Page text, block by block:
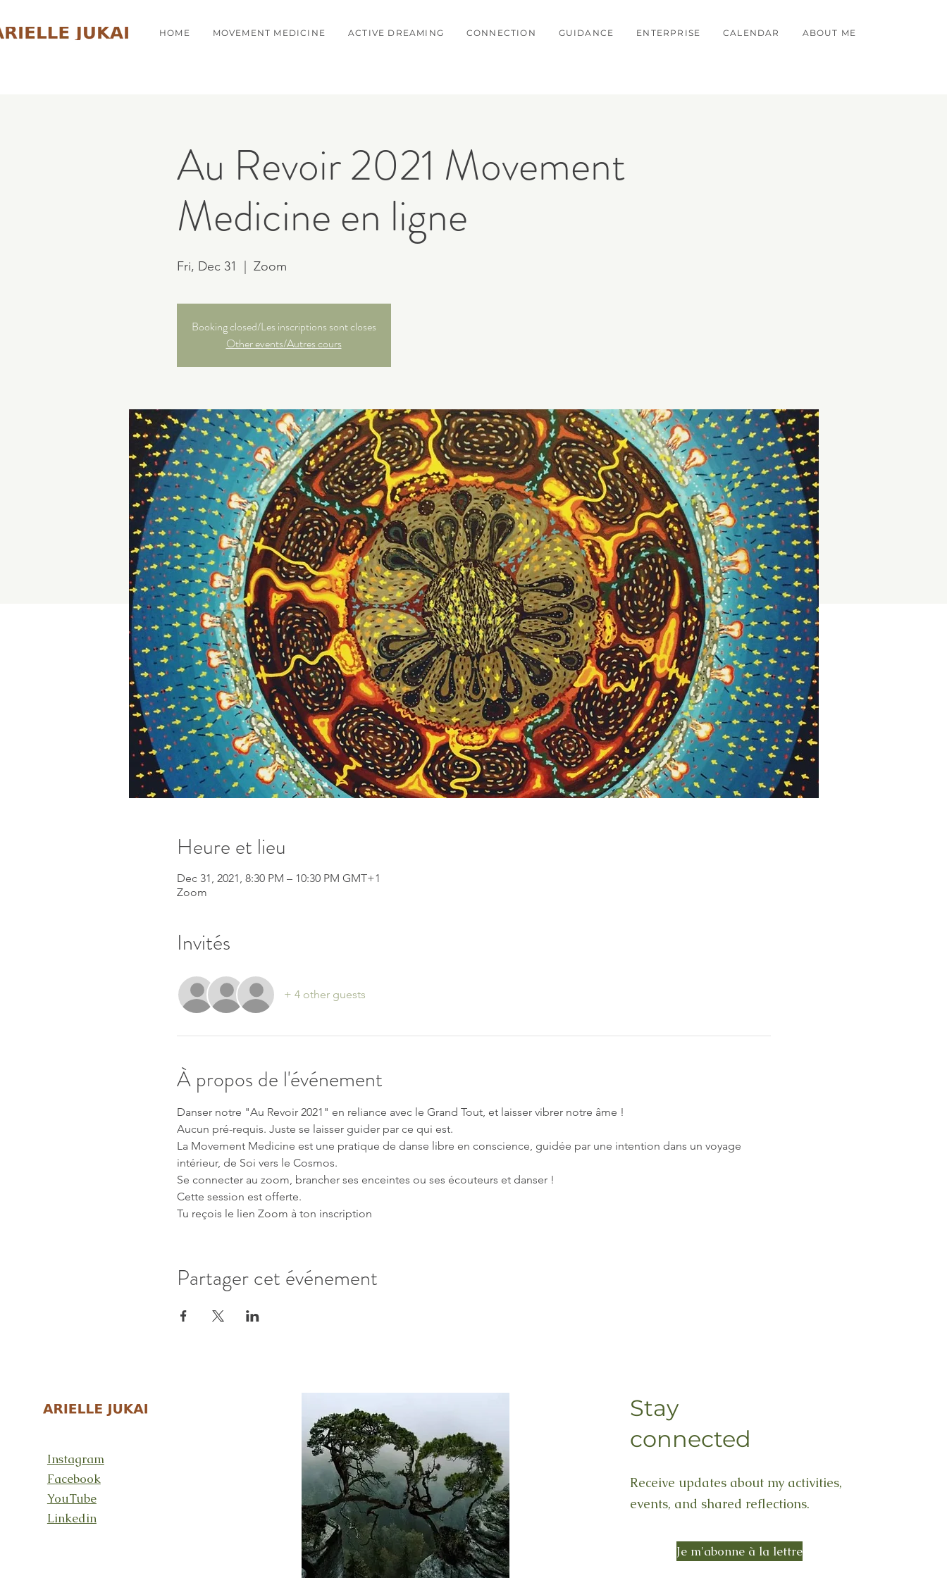
HOME MOVEMENT MEDICINE ACTIVE DREAMING CONNECTION GUIDANCE ENTERPRISE CALENDAR ABOUT ME
Au Revoir 2021 Movement
Medicine en ligne
Fri, Dec 31 Zoom
Booking closed/Les inscriptions sont closes
Other events/Autres cours
Heure et lieu
Dec 31, 2021, 8:30 PM – 10:30 PM GMT+1
Zoom
Invités
+ 4 other guests
À propos de l'événement
Danser notre "Au Revoir 2021" en reliance avec le Grand Tout, et laisser vibrer notre âme !
Aucun pré-requis. Juste se laisser guider par ce qui est.
La Movement Medicine est une pratique de danse libre en conscience, guidée par une intention dans un voyage
intérieur, de Soi vers le Cosmos.
Se connecter au zoom, brancher ses enceintes ou ses écouteurs et danser !
Cette session est offerte.
Tu reçois le lien Zoom à ton inscription
Partager cet événement
Instagram
Facebook
YouTube
Linkedin
Stay
connected
Receive updates about my activities,
events, and shared reflections.
Je m'abonne à la lettre